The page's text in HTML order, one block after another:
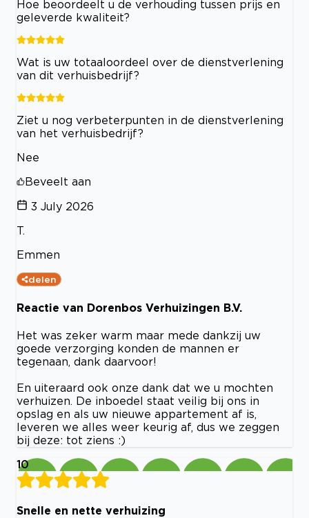
Hoe beoordeelt u de verhouding tussen prijs en
geleverde kwaliteit?
Wat is uw totaaloordeel over de dienstverlening
van dit verhuisbedrijf?
Ziet u nog verbeterpunten in de dienstverlening
van het verhuisbedrijf?
Nee
Beveelt aan
3 July 2026
T.
Emmen
delen
Reactie van Dorenbos Verhuizingen B.V.
Het was zeker warm maar mede dankzij uw
goede verzorging konden de mannen er
tegenaan, dank daarvoor!
En uiteraard ook onze dank dat we u mochten
verhuizen. De inboedel staat veilig bij ons in
opslag en als uw nieuwe appartement af is,
leveren we alles weer keurig af, dus we zeggen
bij deze: tot ziens :)
10
Snelle en nette verhuizing